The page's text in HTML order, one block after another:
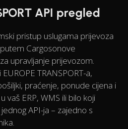
API pregled
pristup uslugama prijevoza
putem Cargosonove
upravljanje prijevozom.
TRANSPORT-a,
praćenje, ponude cijena i
vaš ERP, WMS ili bilo koji
API-ja – zajedno s